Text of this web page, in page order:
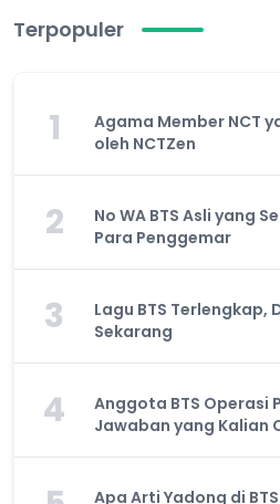
Terpopuler
1
Agama Member NCT
oleh NCTZen
2
No WA BTS Asli yang
Para Penggemar
3
Lagu BTS
Sekarang
4
Anggota BTS Operasi
Jawaban yang Kalian
Apa Arti Yadong di